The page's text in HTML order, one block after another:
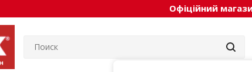
Офіційний